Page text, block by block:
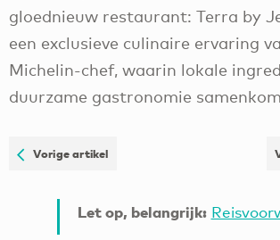
gloednieuw restaurant: Terra by
een exclusieve culinaire ervaring
Michelin-chef, waarin lokale
duurzame gastronomie
Vorige artikel
Let op, belangrijk: